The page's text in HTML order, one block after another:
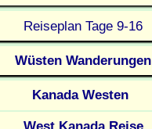
Reiseplan Tage 9-16
Wüsten Wanderungen
Kanada Westen
West Kanada Reise